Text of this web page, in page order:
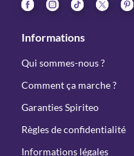
Informations
Qui sommes-nous ?
Comment ça marche ?
Garanties Spiriteo
Règles de confidentialité
Informations légales